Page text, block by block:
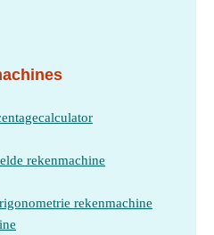
rekenmachine
rekenmachine